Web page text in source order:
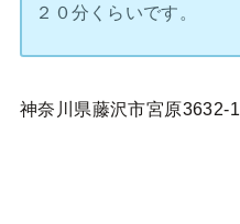
２０分くらいです。
神奈川県藤沢市宮原3632-1